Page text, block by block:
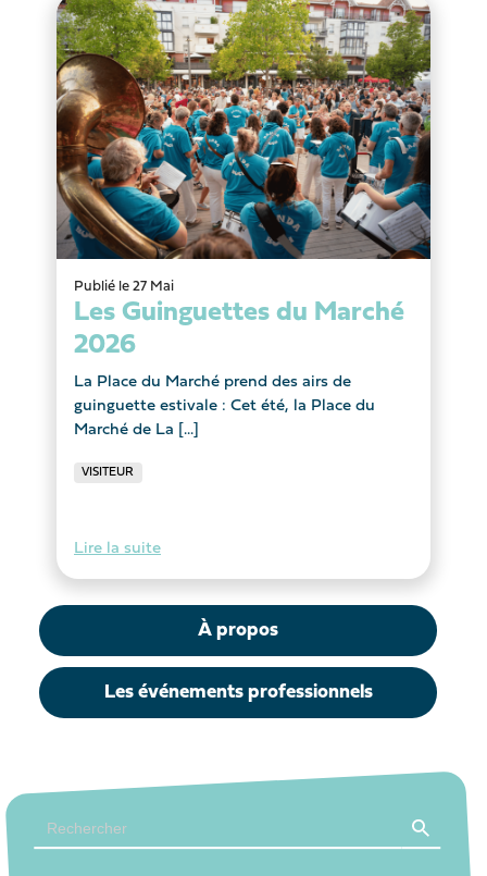
Publié le 27 Mai
Les Guinguettes du Marché
2026
La Place du Marché prend des airs de
guinguette estivale : Cet été, la Place du
Marché de La [...]
VISITEUR
Lire la suite
À propos
Les événements professionnels
for: